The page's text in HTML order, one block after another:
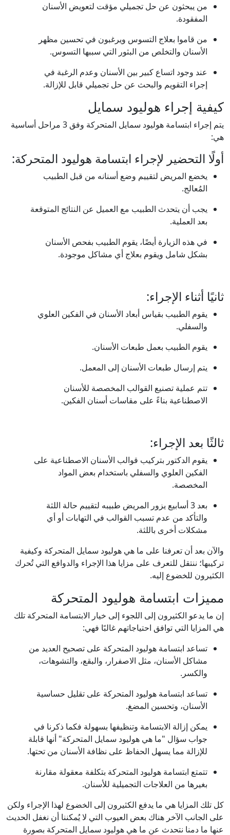
من يبحثون عن حل تجميلي مؤقت لتعويض الأسنان
المفقودة.
من قاموا بعلاج التسوس ويرغبون في تحسين مظهر
الأسنان والتخلص من البثور التي سببها التسوس.
عند وجود اتساع كبير بين الأسنان وعدم الرغبة في
إجراء التقويم والبحث عن حل تجميلي قابل للإزالة.
كيفية إجراء هوليود سمايل
يتم إجراء ابتسامة هوليود سمايل المتحركة وفق 3 مراحل أساسية
هي:
أولًا التحضير لإجراء ابتسامة هوليود المتحركة:
يخضع المريض لتقييم وضع أسنانه من قبل الطبيب
المُعالج.
يجب أن يتحدث الطبيب مع العميل عن النتائج المتوقعة
بعد العملية.
في هذه الزيارة أيضًا، يقوم الطبيب بفحص الأسنان
بشكل شامل ويقوم بعلاج أي مشاكل موجودة.
ثانيًا أثناء الإجراء:
يقوم الطبيب بقياس أبعاد الأسنان في الفكين العلوي
والسفلي.
يقوم الطبيب بعمل طبعات الأسنان.
يتم إرسال طبعات الأسنان إلى المعمل.
تتم عملية تصنيع القوالب المخصصة للأسنان
الاصطناعية بناءً على مقاسات أسنان الفكين.
ثالثًا بعد الإجراء:
يقوم الدكتور بتركيب قوالب الأسنان الاصطناعية على
الفكين العلوي والسفلي باستخدام بعض المواد
المخصصة.
بعد 3 أسابيع يزور المريض طبيبه لتقييم حالة اللثة
والتأكد من عدم تسبب القوالب في التهابات أو أي
مشكلات أخرى باللثة.
والآن بعد أن تعرفنا على ما هي هوليود سمايل المتحركة وكيفية
تركيبها؛ ننتقل للتعرف على مزايا هذا الإجراء والدوافع التي تُحرك
الكثيرون للخضوع إليه.
مميزات ابتسامة هوليود المتحركة
إن ما يدعو الكثيرون إلى اللجوء إلى خيار الابتسامة المتحركة تلك
هي المزايا التي توافق احتياجاتهم غالبًا فهي:
تساعد ابتسامة هوليود المتحركة على تصحيح العديد من
مشاكل الأسنان، مثل الاصفرار، والبقع، والتشوهات،
والكسر.
تساعد ابتسامة هوليود المتحركة على تقليل حساسية
الأسنان، وتحسين المضغ.
يمكن إزالة الابتسامة وتنظيفها بسهولة فكما ذكرنا في
جواب سؤال "ما هي هوليود سمايل المتحركة" أنها قابلة
للإزالة مما يسهل الحفاظ على نظافة الأسنان من تحتها.
تتمتع ابتسامة هوليود المتحركة بتكلفة معقولة مقارنة
بغيرها من العلاجات التجميلية للأسنان.
كل تلك المزايا هي ما يدفع الكثيرون إلى الخضوع لهذا الإجراء ولكن
على الجانب الآخر هناك بعض العيوب التي لا يُمكننا أن نغفل الحديث
عنها ما دمنا نتحدث عن ما هي هوليود سمايل المتحركة بصورة